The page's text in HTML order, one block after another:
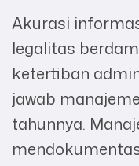
Akurasi
legalitas
ketertiban
jawab
tahunnya.